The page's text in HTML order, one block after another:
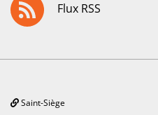
Flux RSS
Saint-Siège